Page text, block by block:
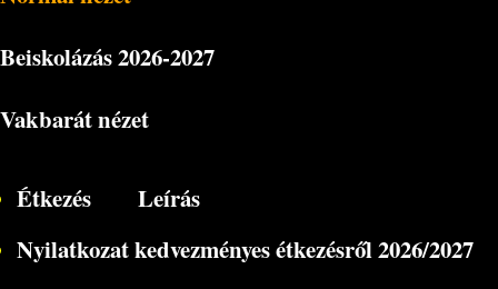
Beiskolázás2026-2027
Vakbarát nézet
Étkezés
Leírás
Nyilatkozat kedvezményes étkezésről 2026/2027